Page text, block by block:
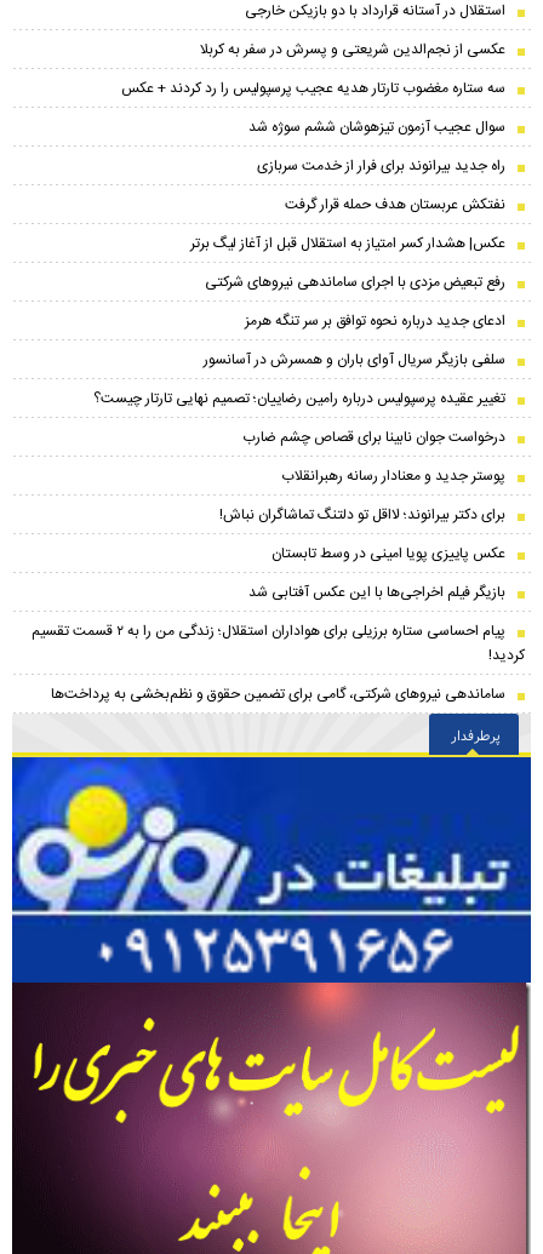
استقلال در آستانه قرارداد با دو بازیکن خارجی
عکسی از نجم‌الدین شریعتی و پسرش در سفر به کربلا
سه ستاره مغضوب تارتار هدیه عجیب پرسپولیس را رد کردند + عکس
سوال عجیب آزمون تیزهوشان ششم سوژه شد
راه جدید بیرانوند برای فرار از خدمت سربازی
نفتکش عربستان هدف حمله قرار گرفت
عکس| هشدار کسر امتیاز به استقلال قبل از آغاز لیگ برتر
رفع تبعیض مزدی با اجرای ساماندهی نیروهای شرکتی
ادعای جدید درباره نحوه توافق بر سر تنگه هرمز
سلفی بازیگر سریال آوای باران و همسرش در آسانسور
تغییر عقیده پرسپولیس درباره رامین رضاییان؛ تصمیم نهایی تارتار چیست؟
درخواست جوان نابینا برای قصاص چشم ضارب
پوستر جدید و معنادار رسانه رهبرانقلاب
برای دکتر بیرانوند؛ لااقل تو دلتنگ تماشاگران نباش!
عکس پاییزی پویا امینی در وسط تابستان
بازیگر فیلم اخراجی‌ها با این عکس آفتابی شد
پیام احساسی ستاره برزیلی برای هواداران استقلال؛ زندگی من را به ۲ قسمت تقسیم
کردید!
ساماندهی نیروهای شرکتی، گامی برای تضمین حقوق و نظم‌بخشی به پرداخت‌ها
پرطرفدار